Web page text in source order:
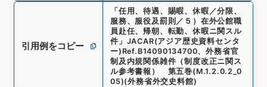
引用例をコピー
「 任用、待遇、賜暇、休暇／分限、
服務、服役及罰則／５）在外公館職
員赴任、帰朝、転勤、休暇ニ関スル
件 」 JACAR(アジア歴史資料センタ
ー) Ref. B14090134700、外務省官
制及内規関係雑件（制度改正ニ関ス
ル参考書報） 第五巻(M.1.2.0.2_0
05)(外務省外交史料館)